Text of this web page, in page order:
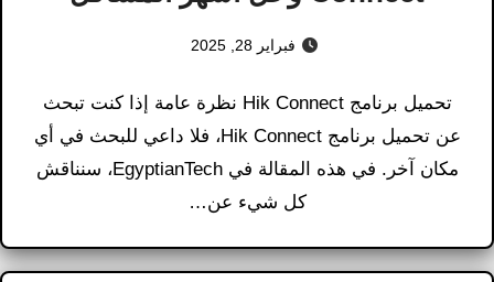
فبراير 28, 2025
تحميل برنامج Hik Connect نظرة عامة إذا كنت تبحث
عن تحميل برنامج Hik Connect، فلا داعي للبحث في أي
مكان آخر. في هذه المقالة في EgyptianTech، سنناقش
كل شيء عن…